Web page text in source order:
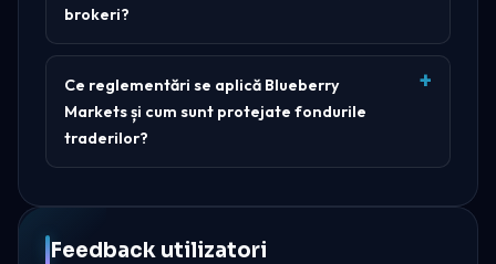
brokeri?
Ce reglementări se aplică Blueberry
Markets și cum sunt protejate fondurile
traderilor?
Feedback utilizatori